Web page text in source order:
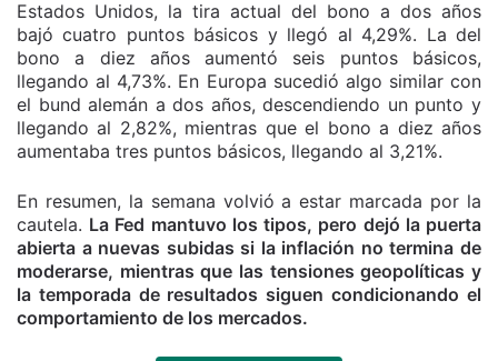
Estados Unidos, la tira actual del bono a dos años
bajó cuatro puntos básicos y llegó al 4,29%. La del
bono a diez años aumentó seis puntos básicos,
llegando al 4,73%. En Europa sucedió algo similar con
el bund alemán a dos años, descendiendo un punto y
llegando al 2,82%, mientras que el bono a diez años
aumentaba tres puntos básicos, llegando al 3,21%.
En resumen, la semana volvió a estar marcada por la
cautela. La Fed mantuvo los tipos, pero dejó la puerta
abierta a nuevas subidas si la inflación no termina de
moderarse, mientras que las tensiones geopolíticas y
la temporada de resultados siguen condicionando el
comportamiento de los mercados.